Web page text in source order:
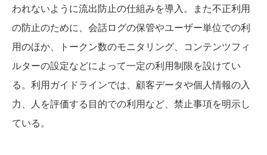
われないように流出防止の仕組みを導入。また不正利用
の防止のために、会話ログの保管やユーザー単位での利
用のほか、トークン数のモニタリング、コンテンツフィ
ルターの設定などによって一定の利用制限を設けてい
る。利用ガイドラインでは、顧客データや個人情報の入
力、人を評価する目的での利用など、禁止事項を明示し
ている。